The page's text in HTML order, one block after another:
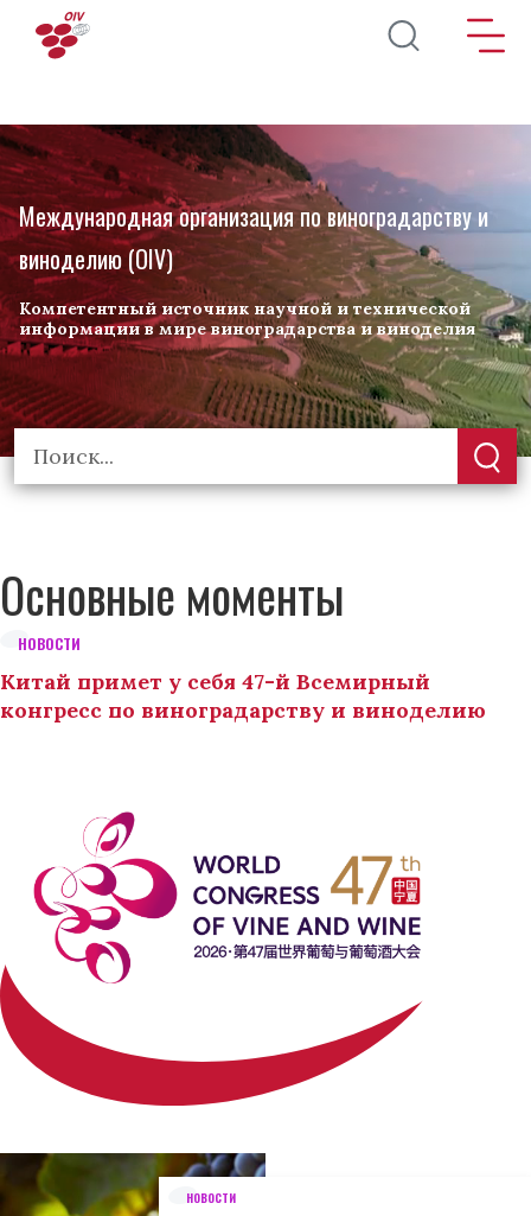
Перейти к основному содержанию
Международная организация по виноградарству и
виноделию (OIV)
Компетентный источник научной и технической
информации в мире виноградарства и виноделия
Основные моменты
НОВОСТИ
Китай примет у себя 47-й Всемирный
конгресс по виноградарству и виноделию
НОВОСТИ